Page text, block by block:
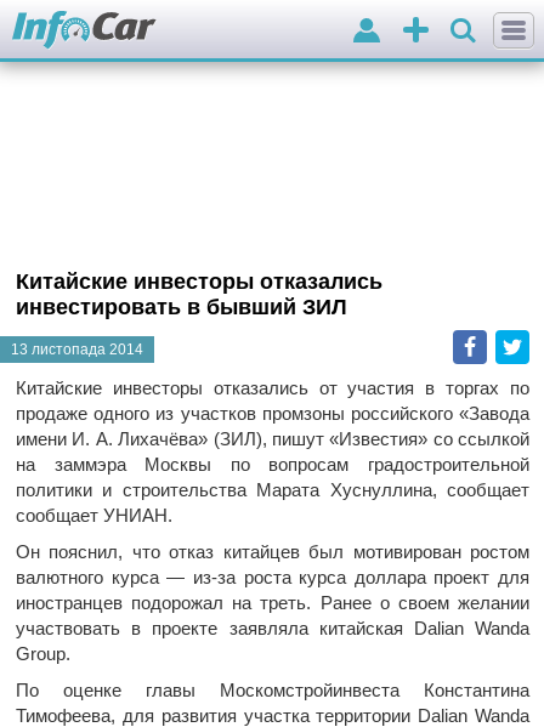
Додати
оголошення
Вхід
Китайские инвесторы отказались
инвестировать в бывший ЗИЛ
13 листопада 2014
Китайские инвесторы отказались от участия в торгах по
продаже одного из участков промзоны российского «Завода
имени И. А. Лихачёва» (ЗИЛ), пишут «Известия» со ссылкой
на заммэра Москвы по вопросам градостроительной
политики и строительства Марата Хуснуллина, сообщает
сообщает УНИАН.
Он пояснил, что отказ китайцев был мотивирован ростом
валютного курса — из-за роста курса доллара проект для
иностранцев подорожал на треть. Ранее о своем желании
участвовать в проекте заявляла китайская Dalian Wanda
Group.
По оценке главы Москомстройинвеста Константина
Тимофеева, для развития участка территории Dalian Wanda